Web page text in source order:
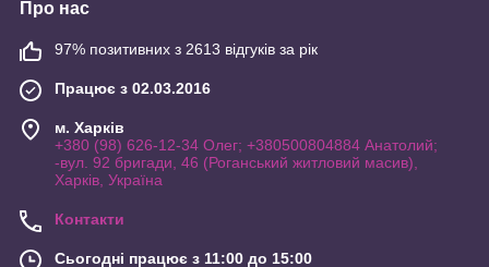
Про нас
97% позитивних з 2613 відгуків за рік
Працює з 02.03.2016
м. Харків
+380 (98) 626-12-34 Олег; +380500804884 Анатолий;
-вул. 92 бригади, 46 (Роганський житловий масив),
Харків, Україна
Контакти
Сьогодні працює з 11:00 до 15:00